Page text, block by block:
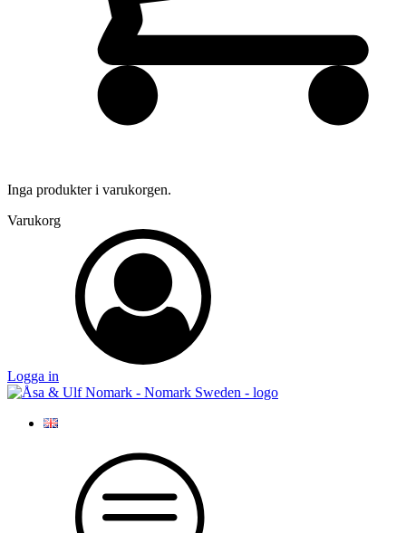
Inga produkter i varukorgen.
Varukorg
Logga in